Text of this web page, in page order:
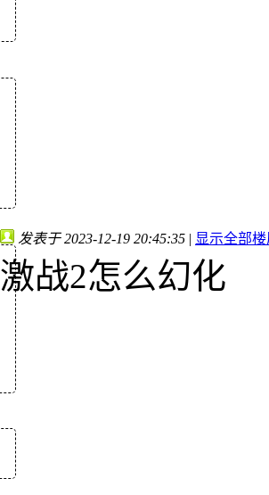
发表于 2023-12-19 20:45:35 | 显示全部
激战2怎么幻化